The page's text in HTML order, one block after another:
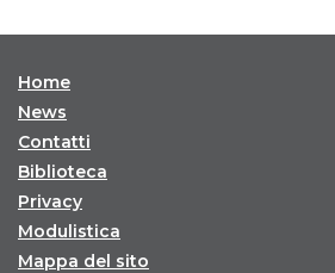
Home
News
Contatti
Biblioteca
Privacy
Modulistica
Mappa del sito